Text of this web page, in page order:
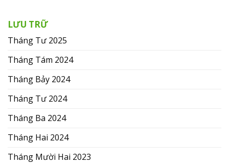
LƯU TRỮ
Tháng Tư 2025
Tháng Tám 2024
Tháng Bảy 2024
Tháng Tư 2024
Tháng Ba 2024
Tháng Hai 2024
Tháng Mười Hai 2023